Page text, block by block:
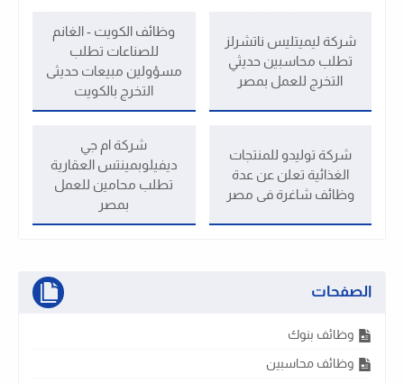
شركة ليميتليس ناتشرلز
تطلب محاسبين حديثي
التخرج للعمل بمصر
وظائف الكويت - الغانم
للصناعات تطلب
مسؤولين مبيعات حديثى
التخرج بالكويت
شركة توليدو للمنتجات
الغذائية تعلن عن عدة
وظائف شاغرة فى مصر
شركة ام جي
ديفيلوبمينتس العقارية
تطلب محامين للعمل
بمصر
الصفحات
وظائف بنوك
وظائف محاسبين